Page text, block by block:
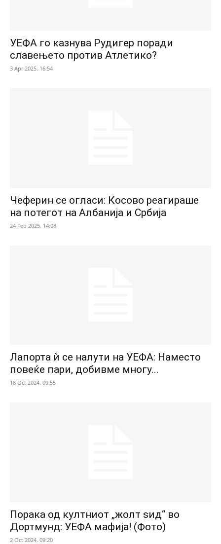
УЕФА го казнува Рудигер поради
славењето против Атлетико?
3 Apr 2025. 16:54
Чеферин се огласи: Косово реагираше
на потегот на Албанија и Србија
24 Feb 2025. 14:08
Лапорта ѝ се налути на УЕФА: Наместо
повеќе пари, добивме многу...
18 Oct 2024. 09:55
Порака од култниот „жолт ѕид“ во
Дортмунд: УЕФА мафија! (Фото)
2 Oct 2024. 09:20